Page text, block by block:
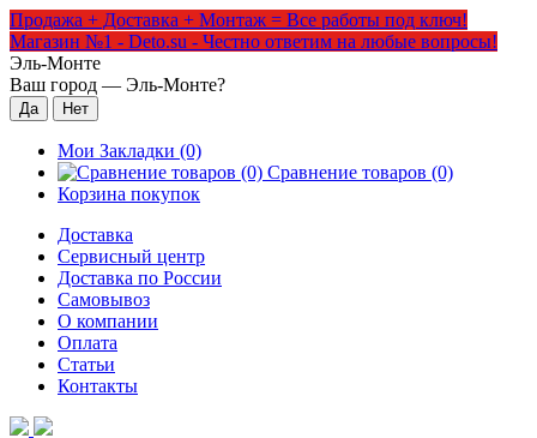
Продажа + Доставка + Монтаж = Все работы под ключ!
Магазин №1 - Deto.su - Честно ответим на любые вопросы!
Эль-Монте
Ваш город — Эль-Монте?
Мои Закладки (0)
Сравнение товаров (0)
Корзина покупок
Доставка
Сервисный центр
Доставка по России
Самовывоз
О компании
Оплата
Статьи
Контакты